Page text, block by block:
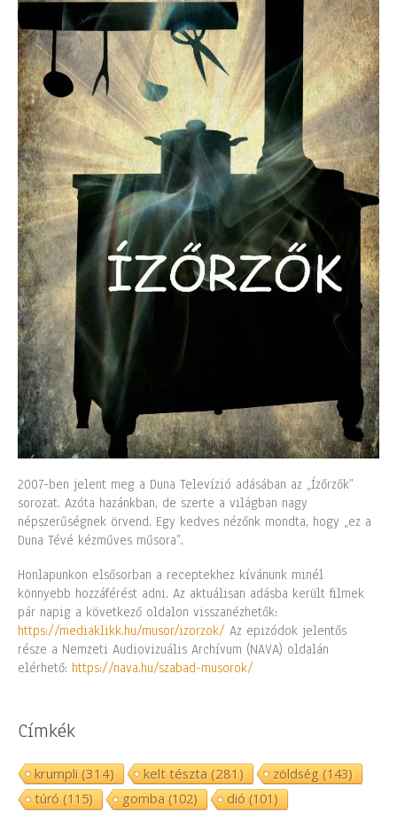
2007-ben jelent meg a Duna Televízió adásában az „Ízőrzők”
sorozat. Azóta hazánkban, de szerte a világban nagy
népszerűségnek örvend. Egy kedves nézőnk mondta, hogy „ez a
Duna Tévé kézműves műsora”.
Honlapunkon elsősorban a receptekhez kívánunk minél
könnyebb hozzáférést adni. Az aktuálisan adásba került filmek
pár napig a következő oldalon visszanézhetők:
https://mediaklikk.hu/musor/izorzok/ Az epizódok jelentős
része a Nemzeti Audiovizuális Archívum (NAVA) oldalán
elérhető: https://nava.hu/szabad-musorok/
Címkék
krumpli(314) kelt tészta(281) zöldség(143)
túró (115) gomba (102) dió (101)